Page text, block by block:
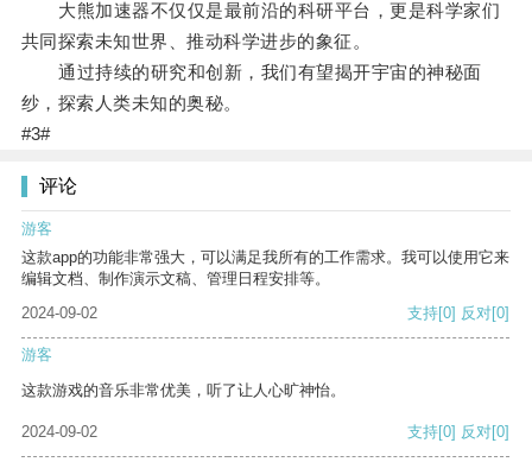
大熊加速器不仅仅是最前沿的科研平台，更是科学家们
共同探索未知世界、推动科学进步的象征。
通过持续的研究和创新，我们有望揭开宇宙的神秘面
纱，探索人类未知的奥秘。
#3#
评论
游客
这款app的功能非常强大，可以满足我所有的工作需求。我可以使用它来
编辑文档、制作演示文稿、管理日程安排等。
2024-09-02
支持[0] 反对[0]
游客
这款游戏的音乐非常优美，听了让人心旷神怡。
2024-09-02 支持[0] 反对[0]